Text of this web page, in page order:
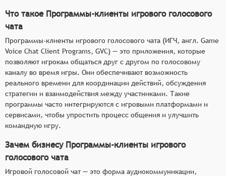
Что такое Программы-клиенты игрового голосового
чата
Программы-клиенты игрового голосового чата (ИГЧ, англ. Game
Voice Chat Client Programs, GVC) — это приложения, которые
позволяют игрокам общаться друг с другом по голосовому
каналу во время игры. Они обеспечивают возможность
реального времени для координации действий, обсуждения
стратегии и взаимодействия между участниками. Такие
программы часто интегрируются с игровыми платформами и
сервисами, чтобы упростить процесс общения и улучшить
командную игру.
Зачем бизнесу Программы-клиенты игрового
голосового чата
Игровой голосовой чат — это форма аудиокоммуникации,